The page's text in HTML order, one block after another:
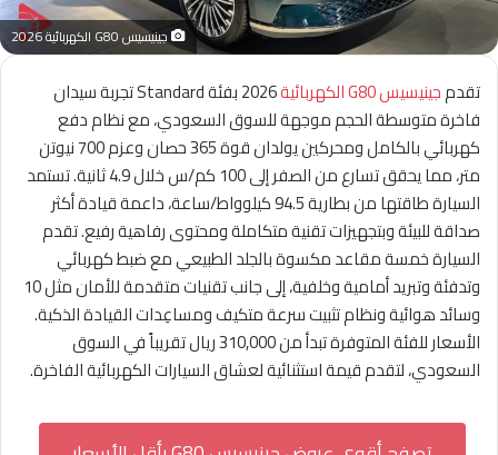
جينيسيس G80 الكهربائية 2026
تقدمجينيسيس G80 الكهربائية
2026 بفئة Standard تجربة سيدان
فاخرة متوسطة الحجم موجهة للسوق السعودي، مع نظام دفع
كهربائي بالكامل ومحركين يولدان قوة 365 حصان وعزم 700 نيوتن
متر، مما يحقق تسارع من الصفر إلى 100 كم/س خلال 4.9 ثانية. تستمد
السيارة طاقتها من بطارية 94.5 كيلوواط/ساعة، داعمة قيادة أكثر
صداقة للبيئة وبتجهيزات تقنية متكاملة ومحتوى رفاهية رفيع. تقدم
السيارة خمسة مقاعد مكسوة بالجلد الطبيعي مع ضبط كهربائي
وتدفئة وتبريد أمامية وخلفية، إلى جانب تقنيات متقدمة للأمان مثل 10
وسائد هوائية ونظام تثبيت سرعة متكيف ومساعِدات القيادة الذكية.
الأسعار للفئة المتوفرة تبدأ من 310,000 ريال تقريباً في السوق
السعودي، لتقدم قيمة استثنائية لعشاق السيارات الكهربائية الفاخرة.